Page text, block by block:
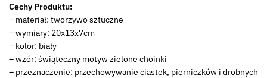
Cechy Produktu:
– materiał: tworzywo sztuczne
– wymiary: 20x13x7cm
– kolor: biały
– wzór: świąteczny motyw zielone choinki
– przeznaczenie: przechowywanie ciastek, pierniczków i drobnych